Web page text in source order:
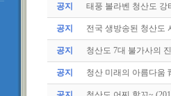
공지 태풍 볼라벤 청산도 강
공지 전국 생방송된 청산도
공지 청산도 7대 불가사의
공지 청산 미래의 아름다움